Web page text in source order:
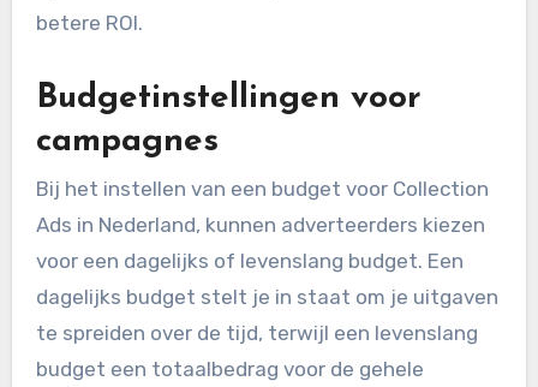
betere ROI.
Budgetinstellingen voor
campagnes
Bij het instellen van een budget voor Collection
Ads in Nederland, kunnen adverteerders kiezen
voor een dagelijks of levenslang budget. Een
dagelijks budget stelt je in staat om je uitgaven
te spreiden over de tijd, terwijl een levenslang
budget een totaalbedrag voor de gehele